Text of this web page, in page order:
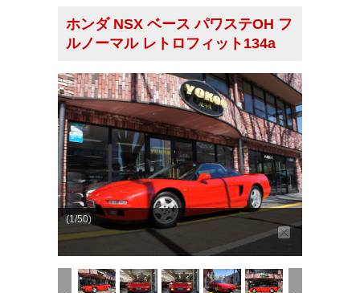
ホンダ NSX ベース パワステOH フ
ルノーマル レトロフィット134a
(1/50)